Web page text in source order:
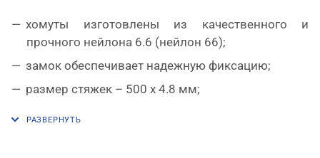
хомуты изготовлены из качественного и
прочного нейлона 6.6 (нейлон 66);
замок обеспечивает надежную фиксацию;
размер стяжек – 500 x 4.8 мм;